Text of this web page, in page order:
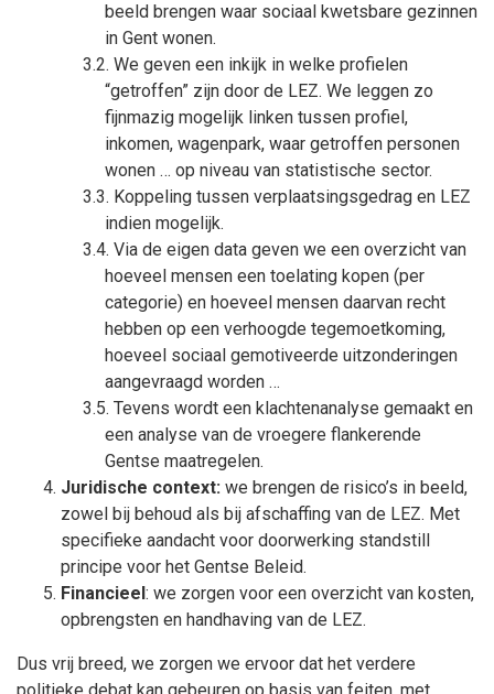
beeld brengen waar sociaal kwetsbare gezinnen
in Gent wonen.
We geven een inkijk in welke profielen
“getroffen” zijn door de LEZ. We leggen zo
fijnmazig mogelijk linken tussen profiel,
inkomen, wagenpark, waar getroffen personen
wonen … op niveau van statistische sector.
Koppeling tussen verplaatsingsgedrag en LEZ
indien mogelijk.
Via de eigen data geven we een overzicht van
hoeveel mensen een toelating kopen (per
categorie) en hoeveel mensen daarvan recht
hebben op een verhoogde tegemoetkoming,
hoeveel sociaal gemotiveerde uitzonderingen
aangevraagd worden …
Tevens wordt een klachtenanalyse gemaakt en
een analyse van de vroegere flankerende
Gentse maatregelen.
Juridische context: we brengen de risico’s in beeld,
zowel bij behoud als bij afschaffing van de LEZ. Met
specifieke aandacht voor doorwerking standstill
principe voor het Gentse Beleid.
Financieel: we zorgen voor een overzicht van kosten,
opbrengsten en handhaving van de LEZ.
Dus vrij breed, we zorgen we ervoor dat het verdere